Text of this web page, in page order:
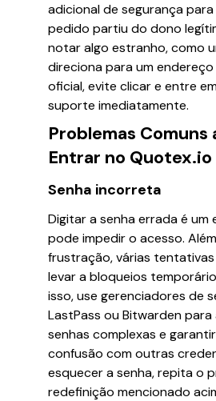
adicional de segurança
pedido partiu do dono
notar algo estranho, como
direciona para um
oficial, evite clicar e entre
suporte imediatamente.
Problemas Comuns
Entrar no Quotex.io
Senha incorreta
Digitar a senha errada é um
pode impedir o acesso.
frustração, várias
levar a bloqueios
isso, use gerenciadores de
LastPass ou Bitwarden para
senhas complexas e
confusão com outras
esquecer a senha, repita o
redefinição mencionado